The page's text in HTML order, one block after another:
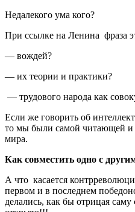
Недалекого ума кого?
При ссылке на Ленина фраза
— вождей?
— их теории и практики?
— трудового народа как
Если же говорить об
то мы были самой читающей и
мира.
Как совместить одно с
А что касается
первом и в последнем
делались, как бы отрицая